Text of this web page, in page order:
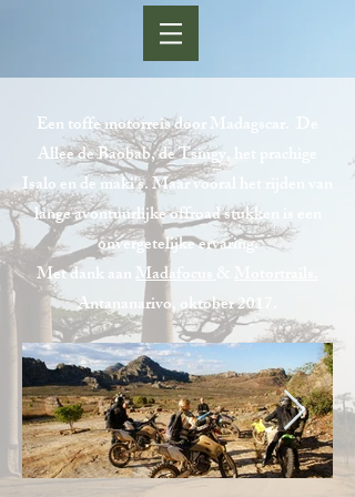
Een toffe motorreis door Madagscar. De
Allee de Baobab, de Tsingy, het prachige
Isalo en de maki's. Maar vooral het rijden van
lange avontuurlijke offroad stukken is een
onvergetelijke ervaring.
Met dank aanMadafocus
Antananarivo, oktober 2017.